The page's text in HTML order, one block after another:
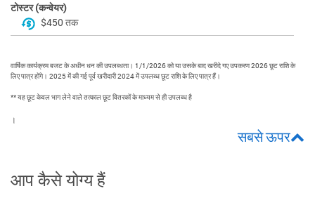
टोस्टर (कन्वेयर)
$450 तक
वार्षिक कार्यक्रम बजट के अधीन धन की उपलब्धता। 1/1/2026 को या उसके बाद खरीदे गए उपकरण 2026 छूट राशि के
लिए पात्र होंगे। 2025 में की गई पूर्व खरीदारी 2024 में उपलब्ध छूट राशि के लिए पात्र हैं।
** यह छूट केवल भाग लेने वाले तत्काल छूट वितरकों के माध्यम से ही उपलब्ध है
।
सबसे ऊपर
आप कैसे योग्य हैं